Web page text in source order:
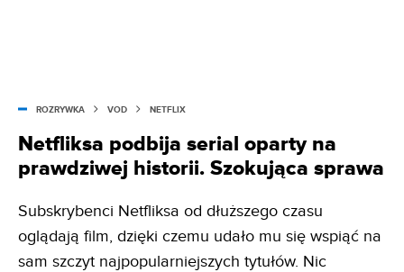
ROZRYWKA VOD NETFLIX
Netfliksa podbija serial oparty na
prawdziwej historii. Szokująca sprawa
Subskrybenci Netfliksa od dłuższego czasu
oglądają film, dzięki czemu udało mu się wspiąć na
sam szczyt najpopularniejszych tytułów. Nic